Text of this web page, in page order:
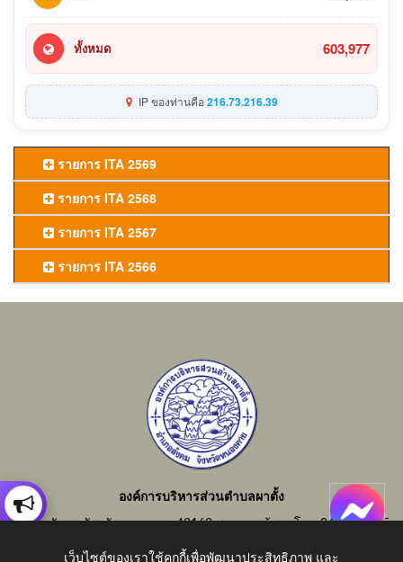
ทั้งหมด 603,977
IP ของท่านคือ216.73.216.39
รายการ ITA 2569
รายการ ITA 2568
รายการ ITA 2567
รายการ ITA 2566
องค์การบริหารส่วนตำบลผาตั้ง
อำเภอสังคม จังหวัดหนองคาย 43160 สอบถามข้อมูลโทร 042-414855
อีเมลกลาง : saraban_06430805@dla.go.th
เว็บไซต์ของเราใช้คุกกี้เพื่อพัฒนาประสิทธิภาพ และ